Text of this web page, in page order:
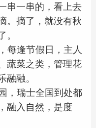
串一串的，看上去
。摘了，就没有秋
每逢节假日，主人
蔬菜之类，管理花
融。
，瑞士全国到处都
融入自然，是度